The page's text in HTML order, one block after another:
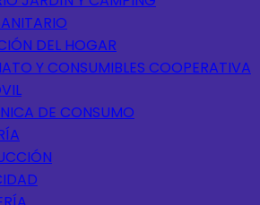
DEL HOGAR
Y CONSUMIBLES COOPERATIVA
DE CONSUMO